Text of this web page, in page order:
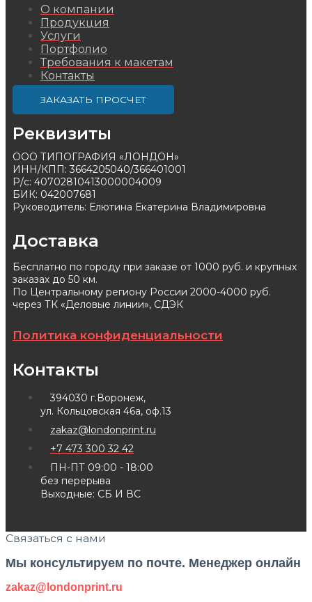
О компании
Продукция
Услуги
Портфолио
Требования к макетам
Контакты
ЗАКАЗАТЬ ПРОСЧЕТ
Реквизиты
ООО ТИПОГРАФИЯ «ЛОНДОН»
ИНН/КПП: 3664205040/366401001
Р/с: 40702810413000004009
БИК: 042007681
Руководитель: Елютина Екатерина Владимировна
Доставка
Бесплатно по городу при заказе от 1000 руб. и крупных
заказах до 50 км.
По Центральному региону России 2000-4000 руб.
через ТК «Деловые линии», СДЭК
Политика конфиденциальности
Контакты
394030 г.Воронеж,
ул. Кольцовская 46а, оф.13
zakaz@londonprint.ru
+7 473 300 32 42
ПН-ПТ 09:00 - 18:00
без перерыва
Выходные: СБ И ВС
Связаться с нами
Мы консультируем по почте. Менеджер онлайн
zakaz@londonprint.ru